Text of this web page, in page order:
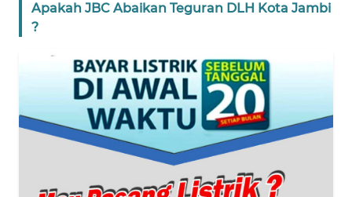
Apakah JBC Abaikan Teguran DLH Kota Jambi
?
WN
JAKARTA
WN
WN